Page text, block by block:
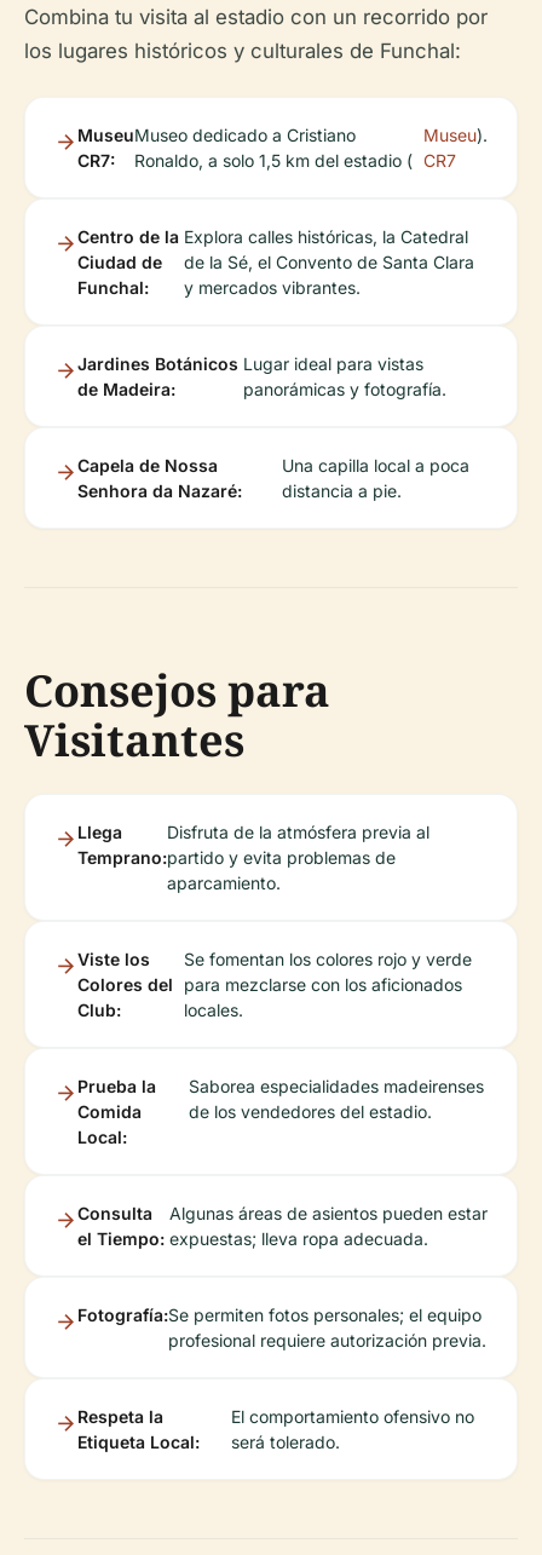
Combina tu visita al estadio con un recorrido por
los lugares históricos y culturales de Funchal:
Museu
CR7:
Museo dedicado a Cristiano
Ronaldo, a solo 1,5 km del estadio (
Museu
CR7
).
Centro de la
Ciudad de
Funchal:
Explora calles históricas, la Catedral
de la Sé, el Convento de Santa Clara
y mercados vibrantes.
Jardines Botánicos
de Madeira:
Lugar ideal para vistas
panorámicas y fotografía.
Capela de Nossa
Senhora da Nazaré:
Una capilla local a poca
distancia a pie.
Consejos para
Visitantes
Llega
Temprano:
Disfruta de la atmósfera previa al
partido y evita problemas de
aparcamiento.
Viste los
Colores del
Club:
Se fomentan los colores rojo y verde
para mezclarse con los aficionados
locales.
Prueba la
Comida
Local:
Saborea especialidades madeirenses
de los vendedores del estadio.
Consulta
el Tiempo:
Algunas áreas de asientos pueden estar
expuestas; lleva ropa adecuada.
Fotografía:Se permiten fotos personales; el equipo
profesional requiere autorización previa.
Respeta la
Etiqueta Local:
El comportamiento ofensivo no
será tolerado.